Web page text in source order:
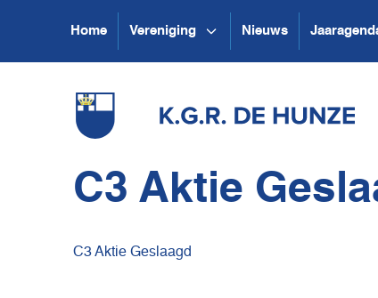
Home Vereniging Nieuws
C3 Aktie
C3 Aktie Geslaagd